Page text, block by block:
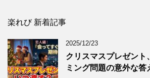
楽れび 新着記事
2025/12/23
クリスマスプレゼント
ミング問題の意外な答